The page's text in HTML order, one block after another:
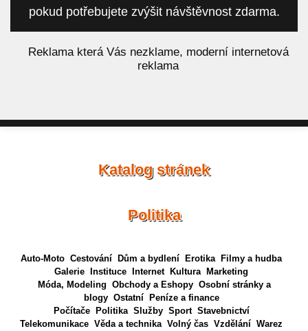
pokud potřebujete zvýšit návštěvnost zdarma.
Reklama která Vás nezklame, moderní internetová
reklama
Katalog stránek
Politika
Auto-Moto Cestování Dům a bydlení Erotika
Filmy a hudba
Galerie
Instituce Internet Kultura
Marketing
Móda, Modeling Obchody a Eshopy Osobní stránky a
blogy Ostatní
Peníze a finance
Počítače
Politika Služby Sport Stavebnictví
Telekomunikace Věda a technika Volný čas Vzdělání Warez